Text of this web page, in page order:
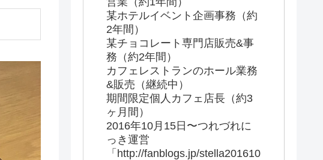
某ホテルイベント企画事務（約
2年間）
某チョコレート専門店販売&事
務（約2年間）
カフェレストランのホール業務
&販売（継続中）
期間限定個人カフェ店長（約3
ヶ月間）
2016年10月15日〜つれづれに
っき運営
「http://fanblogs.jp/stella201610